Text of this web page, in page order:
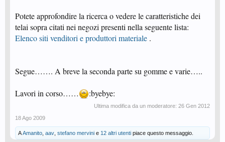
Potete approfondire la ricerca o vedere le caratteristiche dei
telai sopra citati nei negozi presenti nella seguente lista:
Elenco siti venditori e produttori materiale .
Segue……. A breve la seconda parte su gomme e varie…..
Lavori in corso…… :byebye:
Ultima modifica da un moderatore: 26 Gen 2012
18 Ago 2009
AAmanito aav stefano mervini e 12 altri utenti piace questo messaggio.